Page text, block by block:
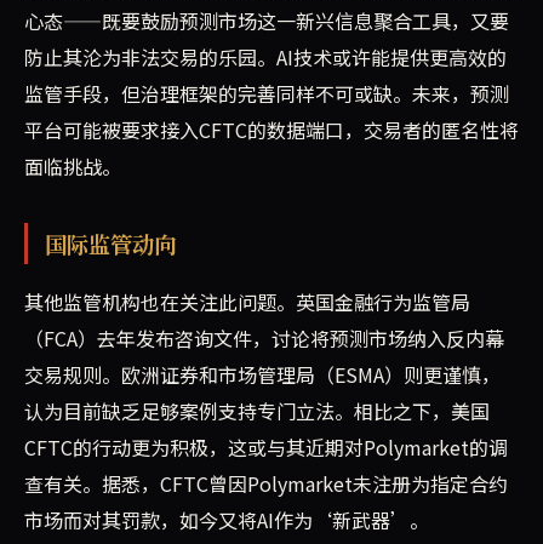
心态——既要鼓励预测市场这一新兴信息聚合工具，又要
防止其沦为非法交易的乐园。AI技术或许能提供更高效的
监管手段，但治理框架的完善同样不可或缺。未来，预测
平台可能被要求接入CFTC的数据端口，交易者的匿名性将
面临挑战。
国际监管动向
其他监管机构也在关注此问题。英国金融行为监管局
（FCA）去年发布咨询文件，讨论将预测市场纳入反内幕
交易规则。欧洲证券和市场管理局（ESMA）则更谨慎，
认为目前缺乏足够案例支持专门立法。相比之下，美国
CFTC的行动更为积极，这或与其近期对Polymarket的调
查有关。据悉，CFTC曾因Polymarket未注册为指定合约
市场而对其罚款，如今又将AI作为‘新武器’。